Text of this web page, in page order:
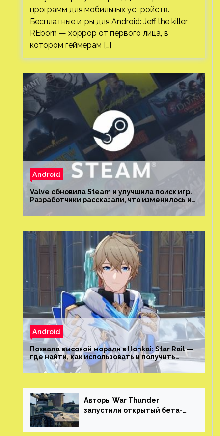
программ для мобильных устройств.
Бесплатные игры для Android: Jeff the killer
REborn — хоррор от первого лица, в
котором геймерам […]
Android
Valve обновила Steam и улучшила поиск игр.
Разработчики рассказали, что изменилось и
Android
Похвала высокой морали в Honkai: Star Rail —
где найти, как использовать и получить
скрытые достижения
Авторы War Thunder
запустили открытый бета-
трейлер и скриншоты